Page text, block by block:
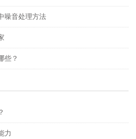
噪音处理方法
些？
力